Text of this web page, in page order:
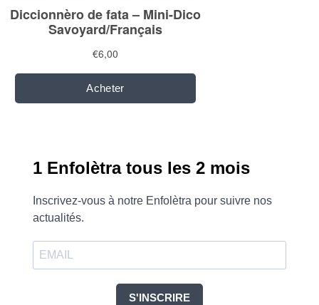
1 Enfolètra tous les 2 mois
Inscrivez-vous à notre Enfolètra pour suivre nos
actualités.
S'INSCRIRE